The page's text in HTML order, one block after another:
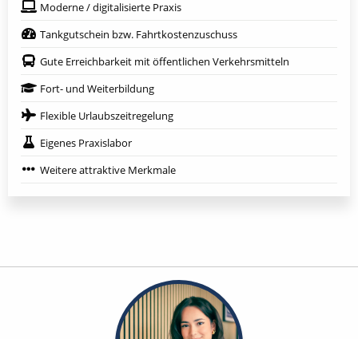
Moderne / digitalisierte Praxis
Tankgutschein bzw. Fahrtkostenzuschuss
Gute Erreichbarkeit mit öffentlichen Verkehrsmitteln
Fort- und Weiterbildung
Flexible Urlaubszeitregelung
Eigenes Praxislabor
Weitere attraktive Merkmale